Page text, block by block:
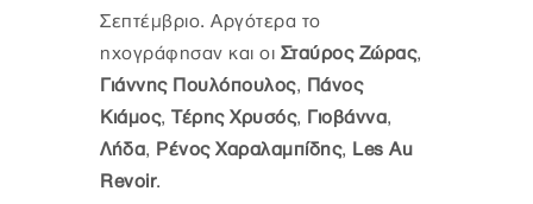
Σεπτέμβριο. Αργότερα το
ηχογράφησαν και οι Σταύρος Ζώρας,
Γιάννης Πουλόπουλος, Πάνος
Κιάμος, Τέρης Χρυσός, Γιοβάννα,
Λήδα, Ρένος Χαραλαμπίδης, Les Au
Revoir.